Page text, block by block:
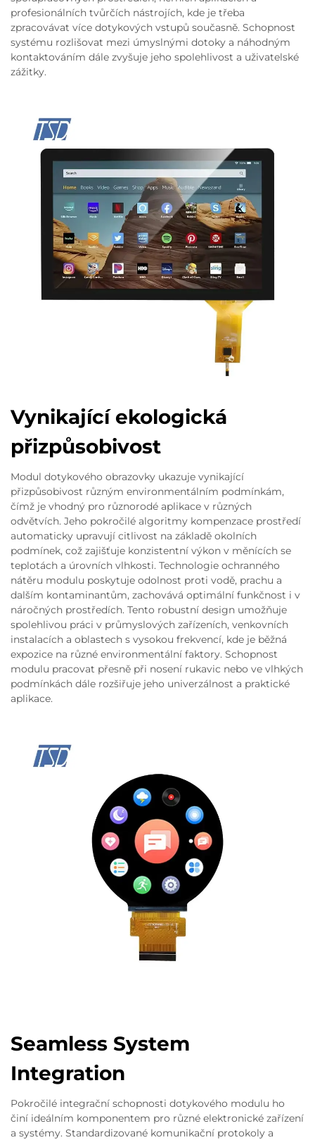
profesionálních tvůrčích nástrojích, kde je třeba
zpracovávat více dotykových vstupů současně. Schopnost
systému rozlišovat mezi úmyslnými dotoky a náhodným
kontaktováním dále zvyšuje jeho spolehlivost a uživatelské
zážitky.
Vynikající ekologická
přizpůsobivost
Modul dotykového obrazovky ukazuje vynikající
přizpůsobivost různým environmentálním podmínkám,
čímž je vhodný pro různorodé aplikace v různých
odvětvích. Jeho pokročilé algoritmy kompenzace prostředí
automaticky upravují citlivost na základě okolních
podmínek, což zajišťuje konzistentní výkon v měnících se
teplotách a úrovních vlhkosti. Technologie ochranného
nátěru modulu poskytuje odolnost proti vodě, prachu a
dalším kontaminantům, zachovává optimální funkčnost i v
náročných prostředích. Tento robustní design umožňuje
spolehlivou práci v průmyslových zařízeních, venkovních
instalacích a oblastech s vysokou frekvencí, kde je běžná
expozice na různé environmentální faktory. Schopnost
modulu pracovat přesně při nosení rukavic nebo ve vlhkých
podmínkách dále rozšiřuje jeho univerzálnost a praktické
aplikace.
Seamless System
Integration
Pokročilé integrační schopnosti dotykového modulu ho
činí ideálním komponentem pro různé elektronické zařízení
a systémy. Standardizované komunikační protokoly a